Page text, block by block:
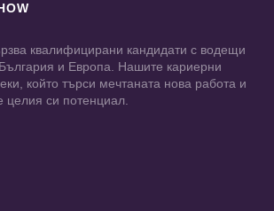
квалифицирани кандидати с водещи
и Европа. Нашите кариерни
който търси мечтаната нова работа и
целия си потенциал.